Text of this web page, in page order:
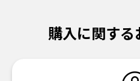
購入に関する